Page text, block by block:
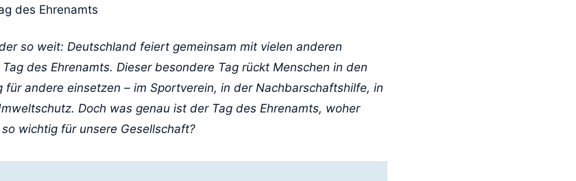
des Ehrenamts
so weit: Deutschland feiert gemeinsam mit vielen anderen
des Ehrenamts. Dieser besondere Tag rückt Menschen in den
andere einsetzen – im Sportverein, in der Nachbarschaftshilfe, in
Doch was genau ist der Tag des Ehrenamts, woher
wichtig für unsere Gesellschaft?